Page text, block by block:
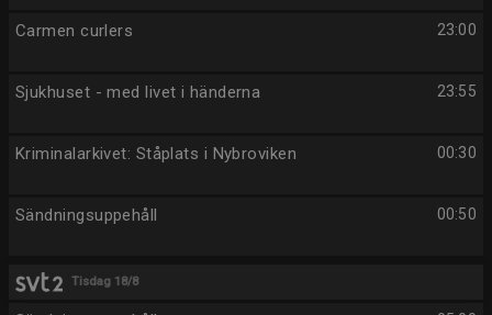
23:00
Carmen curlers
23:55
Sjukhuset - med livet i händerna
00:30
Kriminalarkivet: Ståplats i Nybroviken
00:50
Sändningsuppehåll
Tisdag 18/8